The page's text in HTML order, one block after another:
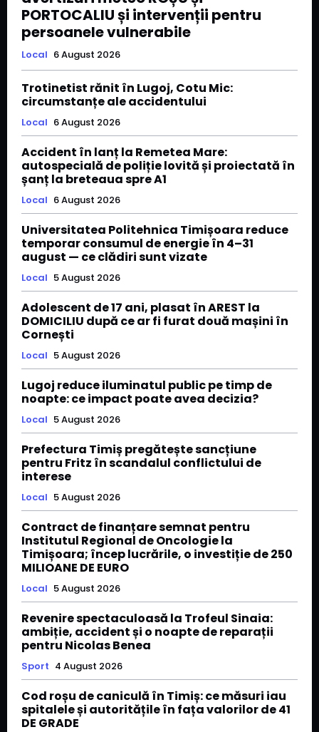
PORTOCALIU și intervenții pentru
persoanele vulnerabile
Local 6 August 2026
Trotinetist rănit în Lugoj, Cotu Mic:
circumstanțe ale accidentului
Local 6 August 2026
Accident în lanț la Remetea Mare:
autospecială de poliție lovită și proiectată în
șanț la breteaua spre A1
Local 6 August 2026
Universitatea Politehnica Timișoara reduce
temporar consumul de energie în 4–31
august — ce clădiri sunt vizate
Local 5 August 2026
Adolescent de 17 ani, plasat în AREST la
DOMICILIU după ce ar fi furat două mașini în
Cornești
Local 5 August 2026
Lugoj reduce iluminatul public pe timp de
noapte: ce impact poate avea decizia?
Local 5 August 2026
Prefectura Timiș pregătește sancțiune
pentru Fritz în scandalul conflictului de
interese
Local 5 August 2026
Contract de finanțare semnat pentru
Institutul Regional de Oncologie la
Timișoara; încep lucrările, o investiție de 250
MILIOANE DE EURO
Local 5 August 2026
Revenire spectaculoasă la Trofeul Sinaia:
ambiție, accident și o noapte de reparații
pentru Nicolas Benea
Sport 4 August 2026
Cod roșu de caniculă în Timiș: ce măsuri iau
spitalele și autoritățile în fața valorilor de 41
DE GRADE